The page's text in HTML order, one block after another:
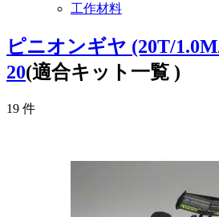
工作材料
ピニオンギヤ (20T/
20(適合キット一覧 )
19 件